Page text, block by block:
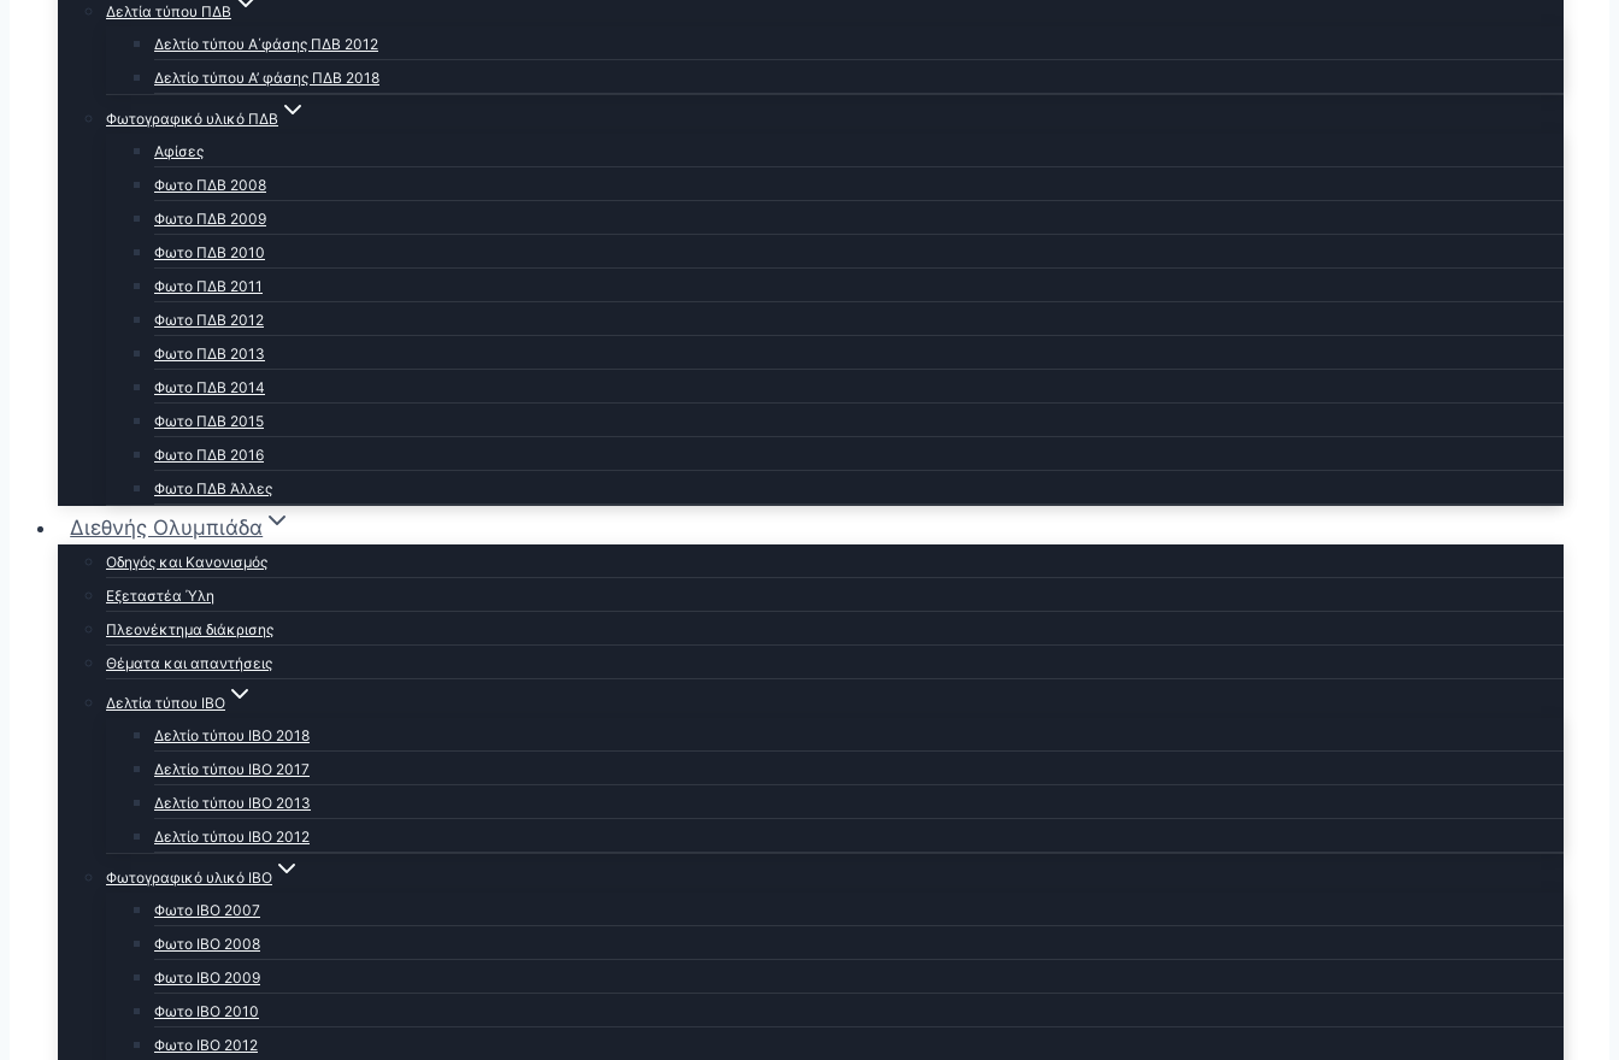
Δελτία τύπου ΠΔΒ
Δελτίο τύπου Α΄φάσης ΠΔΒ 2012
Δελτίο τύπου Α’ φάσης ΠΔΒ 2018
Φωτογραφικό υλικό ΠΔΒ
Αφίσες
Φωτο ΠΔΒ 2008
Φωτο ΠΔΒ 2009
Φωτο ΠΔΒ 2010
Φωτο ΠΔΒ 2011
Φωτο ΠΔΒ 2012
Φωτο ΠΔΒ 2013
Φωτο ΠΔΒ 2014
Φωτο ΠΔΒ 2015
Φωτο ΠΔΒ 2016
Φωτο ΠΔΒ Άλλες
Διεθνής Ολυμπιάδα
Οδηγός και Κανονισμός
Εξεταστέα Ύλη
Πλεονέκτημα διάκρισης
Θέματα και απαντήσεις
Δελτία τύπου ΙΒΟ
Δελτίο τύπου ΙΒΟ 2018
Δελτίο τύπου ΙΒΟ 2017
Δελτίο τύπου ΙΒΟ 2013
Δελτίο τύπου ΙΒΟ 2012
Φωτογραφικό υλικό ΙΒΟ
Φωτο ΙΒΟ 2007
Φωτο IBO 2008
Φωτο ΙΒΟ 2009
Φωτο ΙΒΟ 2010
Φωτο ΙΒΟ 2012